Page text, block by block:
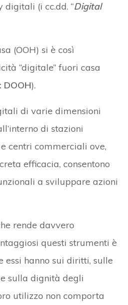
(i cc.dd. “Digital
(OOH) si è così
“digitale” fuori casa
DOOH).
di varie dimensioni
di stazioni
centri commerciali ove,
efficacia, consentono
a sviluppare azioni
rende davvero
questi strumenti è
hanno sui diritti, sulle
sulla dignità degli
utilizzo non comporta